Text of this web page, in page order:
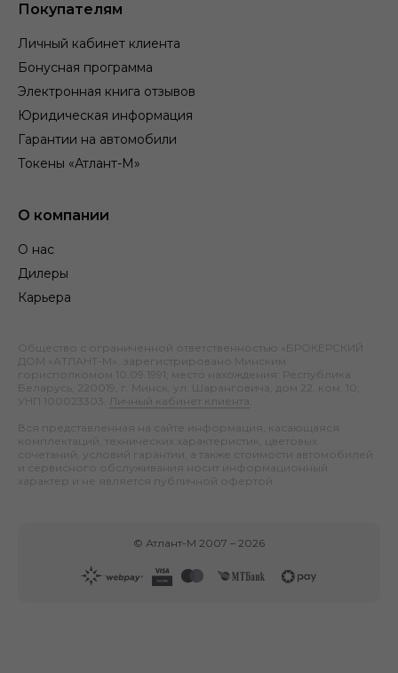
Покупателям
Личный кабинет клиента
Бонусная программа
Электронная книга отзывов
Юридическая информация
Гарантии на автомобили
Токены «Атлант-М»
О компании
О нас
Дилеры
Карьера
Общество с ограниченной ответственностью «БРОКЕРСКИЙ
ДОМ «АТЛАНТ-М», зарегистрировано Минским
горисполкомом 10.09.1991; место нахождения: Республика
Беларусь, 220019, г. Минск, ул. Шаранговича, дом 22, ком. 10;
УНП 100023303.
Личный кабинет клиента
Вся представленная на сайте информация, касающаяся
комплектаций, технических характеристик, цветовых
сочетаний, условий гарантии, а также стоимости автомобилей
и сервисного обслуживания носит информационный
характер и не является публичной офертой.
© Атлант-М 2007 – 2026